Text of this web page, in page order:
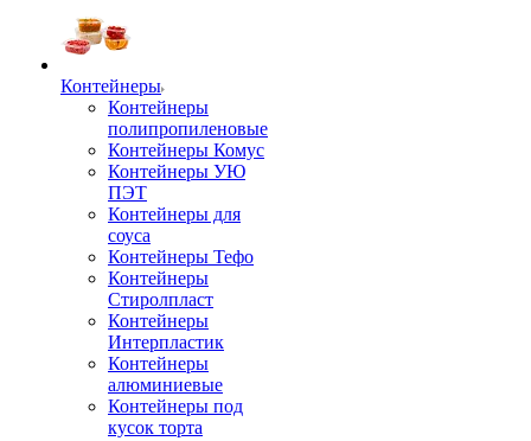
Контейнеры
Контейнеры
полипропиленовые
Контейнеры Комус
Контейнеры УЮ
ПЭТ
Контейнеры для
соуса
Контейнеры Тефо
Контейнеры
Стиролпласт
Контейнеры
Интерпластик
Контейнеры
алюминиевые
Контейнеры под
кусок торта